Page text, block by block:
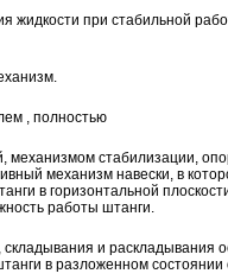
жидкости при стабильной
, полностью
механизмом стабилизации,
механизм навески, в
в горизонтальной
работы штанги.
и раскладывания
в разложенном состоянии